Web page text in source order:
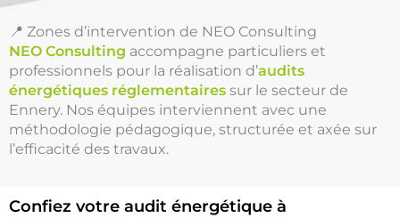
📍 Zones d’intervention de NEO Consulting
NEO Consulting accompagne particuliers et
professionnels pour la réalisation d’audits
énergétiques réglementaires sur le secteur de
Ennery. Nos équipes interviennent avec une
méthodologie pédagogique, structurée et axée sur
l’efficacité des travaux.
Confiez votre audit énergétique à